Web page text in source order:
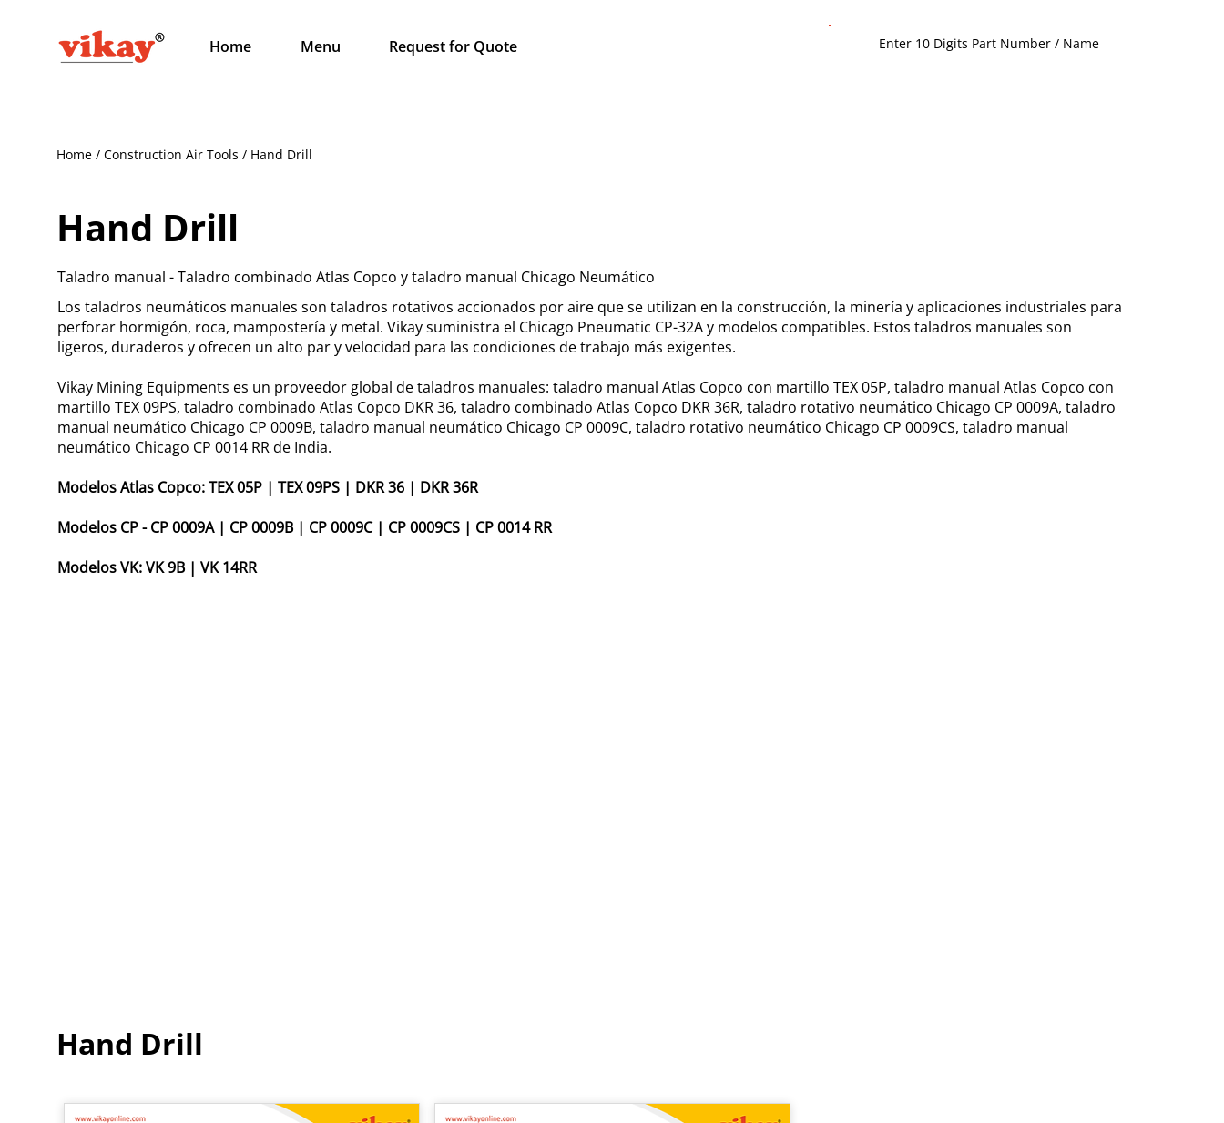
Home Menu Request for Quote
Home / Construction Air Tools / Hand Drill
Hand Drill
Taladro manual - Taladro combinado Atlas Copco y taladro manual Chicago Neumático
Los taladros neumáticos manuales son taladros rotativos accionados por aire que se utilizan en la construcción, la minería y aplicaciones industriales para
perforar hormigón, roca, mampostería y metal. Vikay suministra el Chicago Pneumatic CP-32A y modelos compatibles. Estos taladros manuales son
ligeros, duraderos y ofrecen un alto par y velocidad para las condiciones de trabajo más exigentes.
Vikay Mining Equipments es un proveedor global de taladros manuales: taladro manual Atlas Copco con martillo TEX 05P, taladro manual Atlas Copco con
martillo TEX 09PS, taladro combinado Atlas Copco DKR 36, taladro combinado Atlas Copco DKR 36R, taladro rotativo neumático Chicago CP 0009A, taladro
manual neumático Chicago CP 0009B, taladro manual neumático Chicago CP 0009C, taladro rotativo neumático Chicago CP 0009CS, taladro manual
neumático Chicago CP 0014 RR de India.
Modelos Atlas Copco:TEX 05P | TEX 09PS | DKR 36 | DKR 36R
Modelos CP -CP 0009A | CP 0009B | CP 0009C| CP 0009CS | CP 0014 RR
Modelos VK:VK 9B | VK 14RR
Hand Drill